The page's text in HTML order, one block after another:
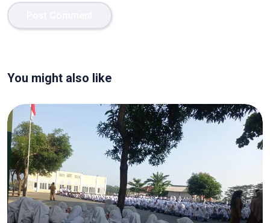
You might also like